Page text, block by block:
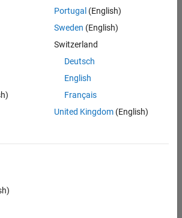
Portugal (English)
Sweden (English)
Switzerland
Deutsch
English
Français
United Kingdom(English)